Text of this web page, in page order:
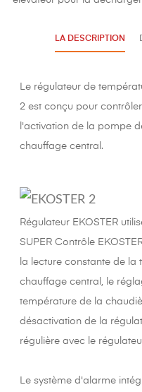
LA DESCRIPTION
Le régulateur de
2 est conçu pour
l'activation de la pompe
chauffage central.
Régulateur EKOSTER
SUPER Contrôle
la lecture constante de la
chauffage central, le
température de la
désactivation de la
régulière avec le
Le système d'alarme